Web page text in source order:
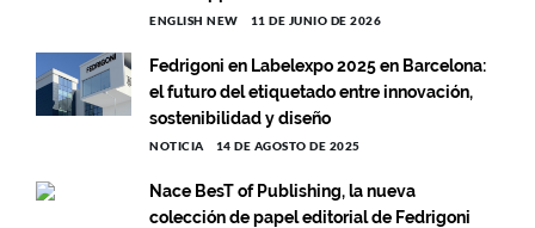
ENGLISH NEW 11 DE JUNIO DE 2026
Fedrigoni en Labelexpo 2025 en Barcelona:
el futuro del etiquetado entre innovación,
sostenibilidad y diseño
NOTICIA 14 DE AGOSTO DE 2025
Nace BesT of Publishing, la nueva
colección de papel editorial de Fedrigoni